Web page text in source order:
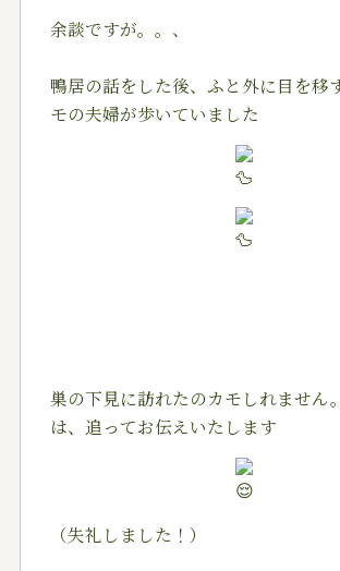
余談ですが。。、
鴨居の話をした後、ふと外に目を移
モの夫婦が歩いていました
巣の下見に訪れたのカモしれません
は、追ってお伝えいたします
（失礼しました！）